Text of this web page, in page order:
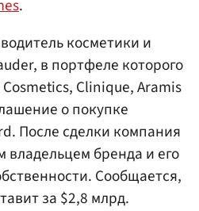
.
косметики и
в портфеле которого
Clinique, Aramis
о покупке
После сделки компания
владельцем бренда и его
Сообщается,
за $2,8 млрд.